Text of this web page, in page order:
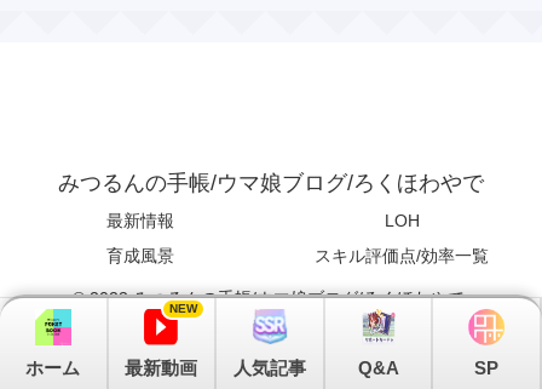
ホーム
NEW
最新動画 人気記事 Q&A SP
みつるんの手帳/ウマ娘ブログ/ろくほわやで
最新情報
LOH
育成風景
スキル評価点/効率一覧
© 2023 みつるんの手帳/ウマ娘ブログ/ろくほわやで.